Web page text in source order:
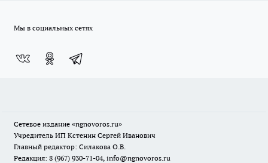
Мы в социальных сетях
Сетевое издание «ngnovoros.ru»
Учредитель ИП Кстенин Сергей Иванович
Главный редактор: Силакова О.В.
Редакция: 8 (967) 930-71-04, info@ngnovoros.ru